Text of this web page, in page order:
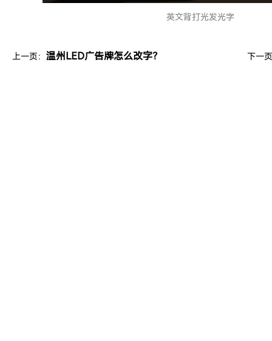
英文背打光发光字
上一页： 温州LED广告牌怎么改字？ 下一